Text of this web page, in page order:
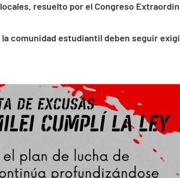
resuelto por el Congreso
comunidad estudiantil deben seguir